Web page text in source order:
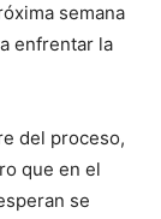
semana
enfrentar la
del proceso,
que en el
se